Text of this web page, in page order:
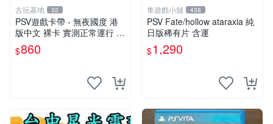
古玩基地 32
PSV遊戲卡帶 - 無夜國度 港
版中文 裸卡 實測正常運行 索
尼專用 只能運行于PSV 無夜
國度 PSV 港版中文裸卡
$860
隼遊戲小舖 438
PSV Fate/hollow ataraxia 純
日版稀有片 含運
$1,290